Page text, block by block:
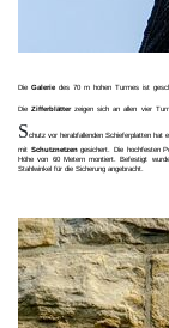
Die Galeriedes 70 m hohen Turmes ist
DieZifferblätterzeigen sich an allen vier
Schutz vor herabfallenden Schieferplatten hat
mit Schutznetzengesichert. Die hochfesten
Höhe von 60 Metern montiert. Befestigt
Stahlwinkel für die Sicherung angebracht.